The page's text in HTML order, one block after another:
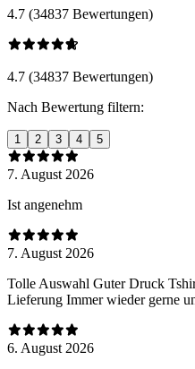
4.7 (34837 Bewertungen)
4.7 (34837 Bewertungen)
Nach Bewertung filtern:
1 2 3 4 5
7. August 2026
Ist angenehm
7. August 2026
Tolle Auswahl Guter Druck
Lieferung Immer wieder gerne
6. August 2026